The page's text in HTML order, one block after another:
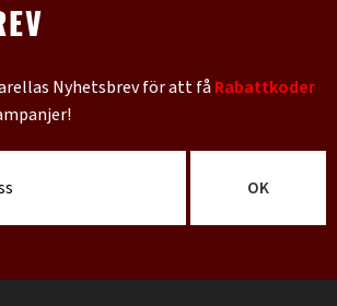
Nyhetsbrev för att fåRabattkoder
OK